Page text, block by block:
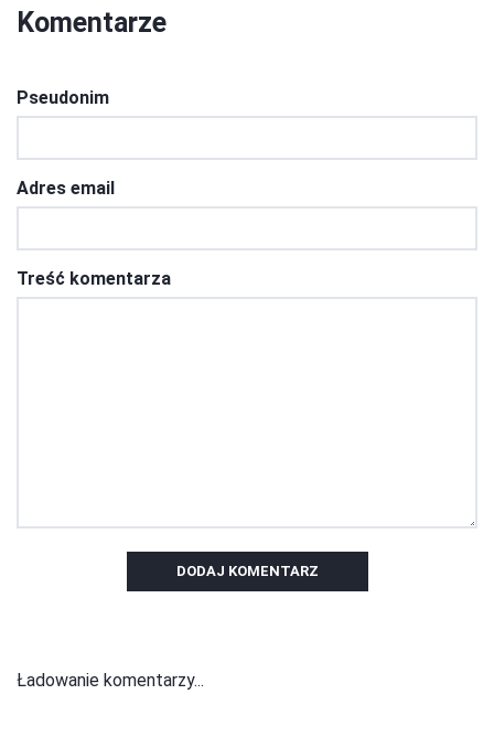
Komentarze
Pseudonim
Adres email
Treść komentarza
DODAJ KOMENTARZ
Ładowanie komentarzy...